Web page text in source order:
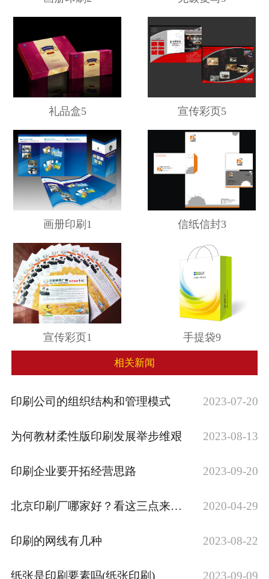
礼品盒5 宣传彩页5
画册印刷1 信纸信封3
宣传彩页1 手提袋9
相关新闻
印刷公司的组织结构和管理模式 2023-07-20
为何教材柔性版印刷发展举步维艰 2023-08-13
印刷企业要开拓经营思路 2023-09-20
北京印刷厂哪家好？看这三点来找就错不了 2020-04-29
印刷的网线有几种 2023-08-22
纸张是印刷要素吗(纸张印刷) 2023-09-09